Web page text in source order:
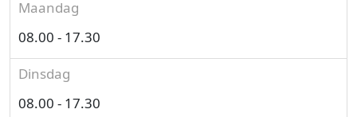
Maandag
08.00 - 17.30
Dinsdag
08.00 - 17.30